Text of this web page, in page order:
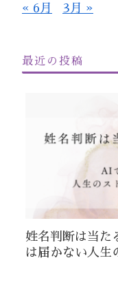
« 6月 3月 »
最近の投稿
姓名判断は当た
は届かない人生